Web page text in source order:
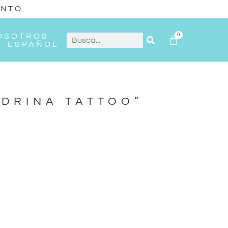
ESPAÑOL
0
TATTOO”